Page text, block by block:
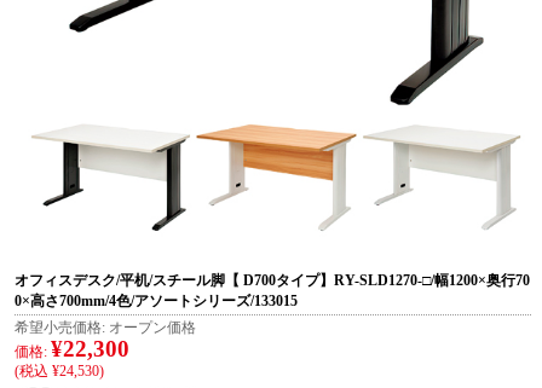
オフィスデスク/平机/スチール脚【 D700タイプ】RY-SLD1270-□/幅1200×奥行70
0×高さ700mm/4色/アソートシリーズ/133015
希望小売価格: オープン価格
価格: ¥22,300
(税込 ¥24,530)